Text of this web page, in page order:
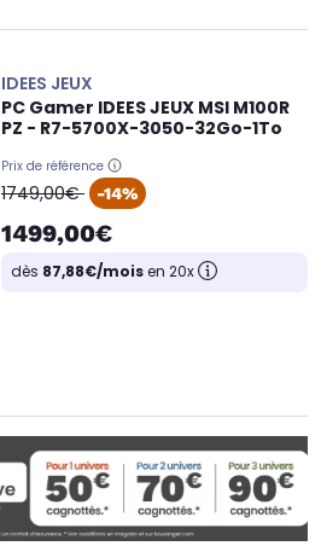
IDEES JEUX
PC Gamer IDEES JEUX MSI M100R
PZ - R7-5700X-3050-32Go-1To
Prix de référence
oldPrice
1749,00€ -14%
1499,00€
dès 87,88€/moisen 20x